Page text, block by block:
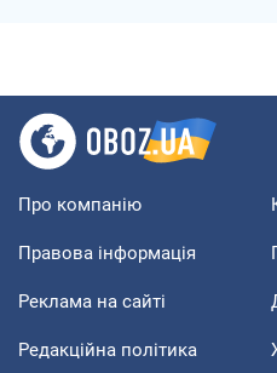
Про компанію
Правова інформація
Реклама на сайті
Редакційна політика